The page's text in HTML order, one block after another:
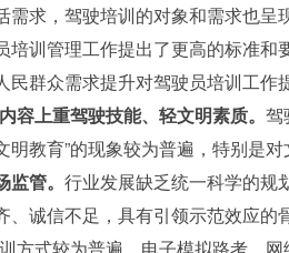
需求，驾驶培训的对象和需求也呈
训管理工作提出了更高的标准和
群众需求提升对驾驶员培训工作
容上重驾驶技能、轻文明素质。 驾
明教育”的现象较为普遍，特别是
管。 行业发展缺乏统一科学的规
、诚信不足，具有引领示范效应的
方式较为普遍，电子模拟路考、